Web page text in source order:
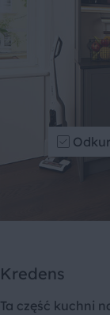
Kredens
Ta część kuchni